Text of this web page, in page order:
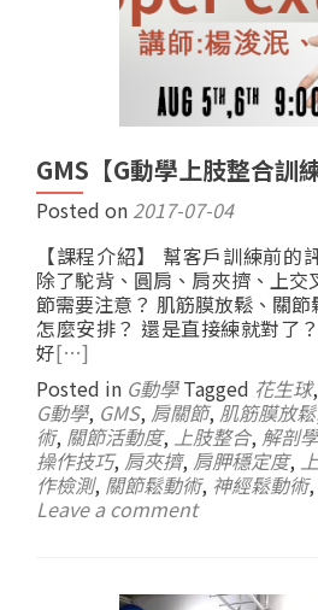
GMS【G動學上肢整合訓練
Posted on 2017-07-04
【課程介紹】 幫客戶訓練前的
除了駝背、圓肩、肩夾擠、上
節需要注意？ 肌筋膜放鬆、關
怎麼安排？ 還是直接練就對了
好[…]
Posted in G動學 Tagged 花生球,
G動學, GMS, 肩關節, 肌筋膜放鬆
術, 關節活動度, 上肢整合, 解剖學
操作技巧, 肩夾擠, 肩胛穩定度,
作檢測, 關節鬆動術, 神經鬆動術,
Leave a comment